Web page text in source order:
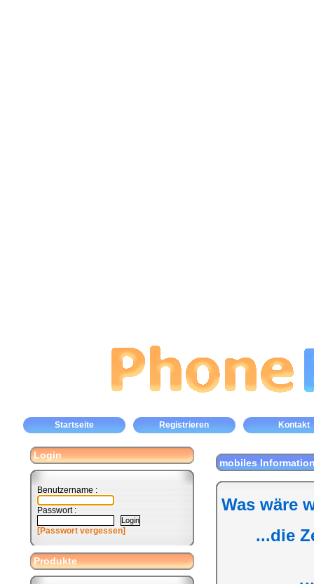
Startseite Registrieren Kontakt
Login
Benutzername :
Passwort :
[Passwort vergessen]
Produkte
mobiles
Was wäre
...die